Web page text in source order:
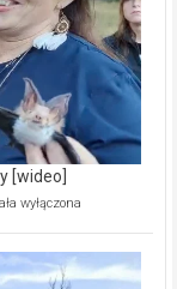
[wideo]
wyłączona